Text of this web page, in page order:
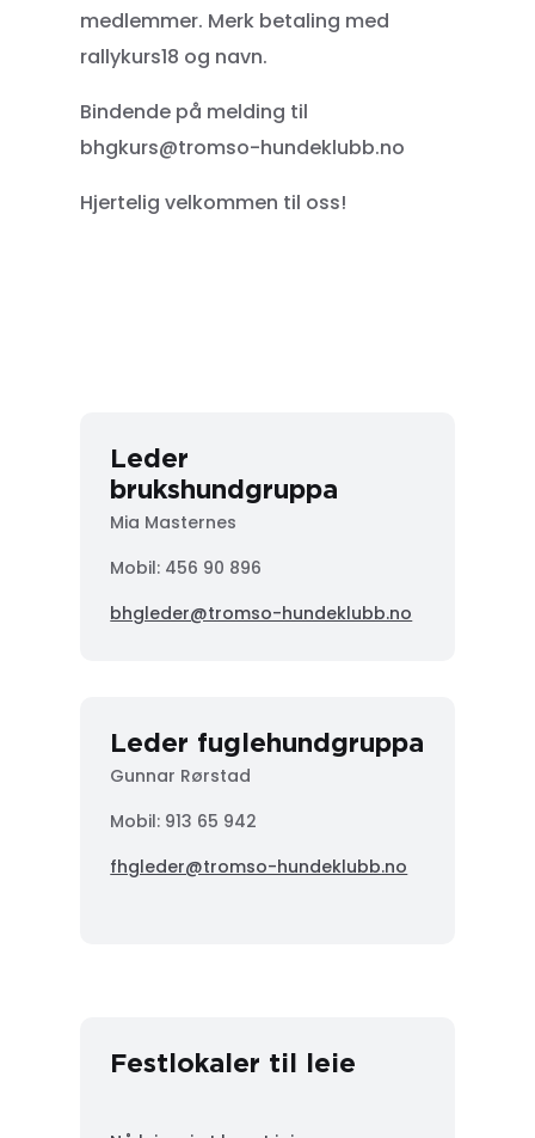
medlemmer. Merk betaling med
rallykurs18 og navn.
Bindende på melding til
bhgkurs@tromso-hundeklubb.no
Hjertelig velkommen til oss!
Leder
brukshundgruppa
Mia Masternes
Mobil: 456 90 896
bhgleder@tromso-hundeklubb.no
Leder fuglehundgruppa
Gunnar Rørstad
Mobil: 913 65 942
fhgleder@tromso-hundeklubb.no
Festlokaler til leie